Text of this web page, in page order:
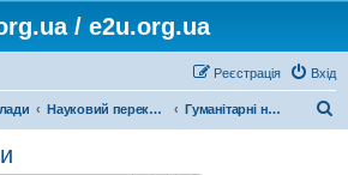
/ e2u.org.ua
Вхід
Реєстрація
Науковий переклад Гуманітарні науки